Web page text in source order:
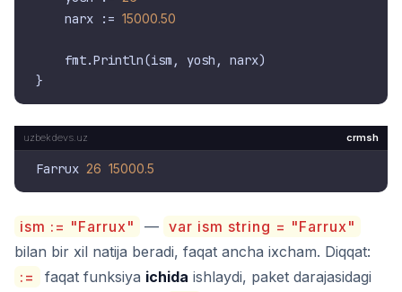
    narx :=
15000.50
    fmt.Println(ism, yosh, narx)
crmsh
Farrux 26 15000.5
ism := "Farrux" — var ism string = "Farrux"
bilan bir xil natija beradi, faqat ancha ixcham. Diqqat:
:=
faqat funksiya ichida ishlaydi, paket darajasidagi